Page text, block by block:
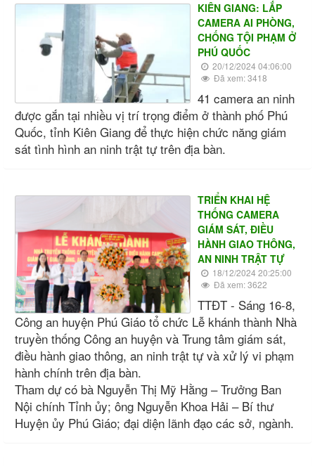
KIÊN GIANG: LẮP
CAMERA AI PHÒNG,
CHỐNG TỘI PHẠM Ở
PHÚ QUỐC
20/12/2024 04:06:00
Đã xem: 3418
41 camera an ninh
được gắn tại nhiều vị trí trọng điểm ở thành phố Phú
Quốc, tỉnh Kiên Giang để thực hiện chức năng giám
sát tình hình an ninh trật tự trên địa bàn.
TRIỂN KHAI HỆ
THỐNG CAMERA
GIÁM SÁT, ĐIỀU
HÀNH GIAO THÔNG,
AN NINH TRẬT TỰ
18/12/2024 20:25:00
Đã xem: 3622
TTĐT - Sáng 16-8,
Công an huyện Phú Giáo tổ chức Lễ khánh thành Nhà
truyền thống Công an huyện và Trung tâm giám sát,
điều hành giao thông, an ninh trật tự và xử lý vi phạm
hành chính trên địa bàn.
Tham dự có bà Nguyễn Thị Mỹ Hằng – Trưởng Ban
Nội chính Tỉnh ủy; ông Nguyễn Khoa Hải – Bí thư
Huyện ủy Phú Giáo; đại diện lãnh đạo các sở, ngành.